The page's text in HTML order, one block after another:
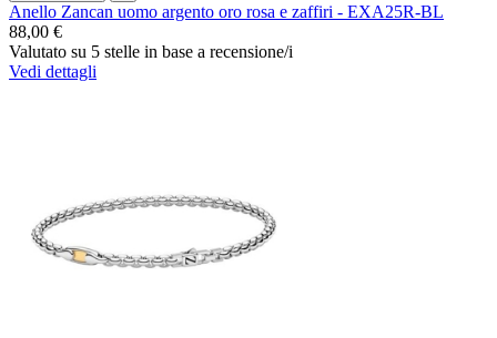
Anello Zancan uomo argento oro rosa e zaffiri - EXA25R-BL
88,00 €
Valutato su 5 stelle in base a recensione/i
Vedi dettagli